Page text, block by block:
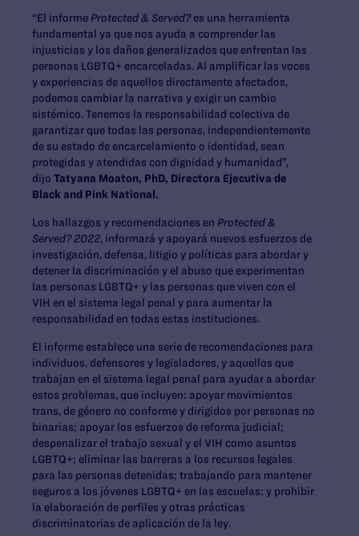
“El informe Protected & Served?es una herramienta
fundamental ya que nos ayuda a comprender las
injusticias y los daños generalizados que enfrentan las
personas LGBTQ+ encarceladas. Al amplificar las voces
y experiencias de aquellos directamente afectados,
podemos cambiar la narrativa y exigir un cambio
sistémico. Tenemos la responsabilidad colectiva de
garantizar que todas las personas, independientemente
de su estado de encarcelamiento o identidad, sean
protegidas y atendidas con dignidad y humanidad”,
dijo Tatyana Moaton, PhD, Directora Ejecutiva de
Black and Pink National.
Los hallazgos y recomendaciones en Protected &
Served? 2022, informará y apoyará nuevos esfuerzos de
investigación, defensa, litigio y políticas para abordar y
detener la discriminación y el abuso que experimentan
las personas LGBTQ+ y las personas que viven con el
VIH en el sistema legal penal y para aumentar la
responsabilidad en todas estas instituciones.
El informe establece una serie de recomendaciones para
individuos, defensores y legisladores, y aquellos que
trabajan en el sistema legal penal para ayudar a abordar
estos problemas, que incluyen: apoyar movimientos
trans, de género no conforme y dirigidos por personas no
binarias; apoyar los esfuerzos de reforma judicial;
despenalizar el trabajo sexual y el VIH como asuntos
LGBTQ+; eliminar las barreras a los recursos legales
para las personas detenidas; trabajando para mantener
seguros a los jóvenes LGBTQ+ en las escuelas; y prohibir
la elaboración de perfiles y otras prácticas
discriminatorias de aplicación de la ley.